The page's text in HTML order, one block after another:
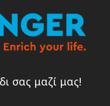
σας μαζί μας!